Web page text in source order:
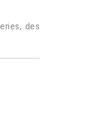
des